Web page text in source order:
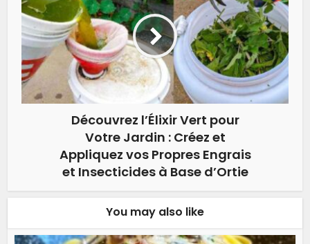
Découvrez l’Élixir Vert pour
Votre Jardin : Créez et
Appliquez vos Propres Engrais
et Insecticides à Base d’Ortie
You may also like